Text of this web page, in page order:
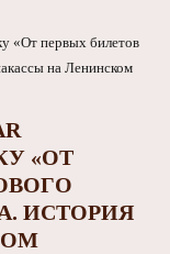
«ОТ
ИСТОРИЯ